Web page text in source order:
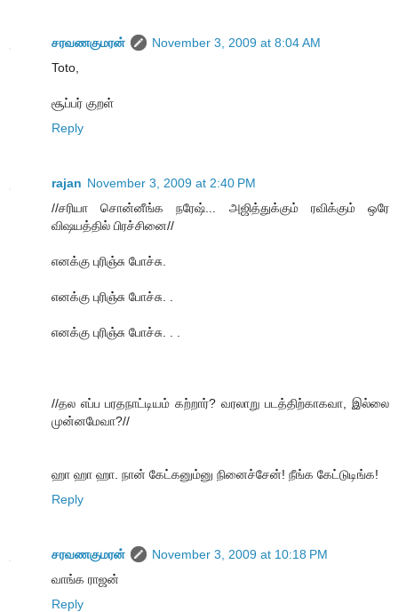
சரவணகுமரன்
November 3, 2009 at 8:04 AM
Toto,
சூப்பர் குறள்
Reply
rajan November 3, 2009 at 2:40 PM
//சரியா சொன்னீங்க நரேஷ்... அஜித்துக்கும் ரவிக்கும் ஒரே
விஷயத்தில் பிரச்சினை//
எனக்கு புரிஞ்சு போச்சு.
எனக்கு புரிஞ்சு போச்சு. .
எனக்கு புரிஞ்சு போச்சு. . .
//தல எப்ப பரதநாட்டியம் கற்றார்? வரலாறு படத்திற்காகவா, இல்லை
முன்னமேவா?//
ஹா ஹா ஹா. நான் கேட்கனும்னு நினைச்சேன்! நீங்க கேட்டுடிங்க!
Reply
சரவணகுமரன்
November 3, 2009 at 10:18 PM
வாங்க ராஜன்
Reply